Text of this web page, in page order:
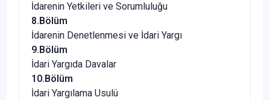
İdarenin Yetkileri ve Sorumluluğu
8.Bölüm
İdarenin Denetlenmesi ve İdari Yargı
9.Bölüm
İdari Yargıda Davalar
10.Bölüm
İdari Yargılama Usulü